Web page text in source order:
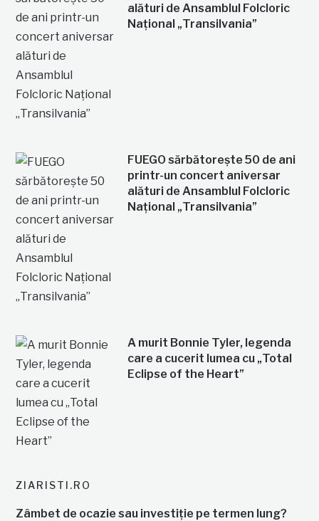
alături de Ansamblul Folcloric
Național „Transilvania”
FUEGO sărbătorește 50 de ani
printr-un concert aniversar
alături de Ansamblul Folcloric
Național „Transilvania”
A murit Bonnie Tyler, legenda
care a cucerit lumea cu „Total
Eclipse of the Heart”
ZIARISTI.RO
Zâmbet de ocazie sau investiție pe termen lung?